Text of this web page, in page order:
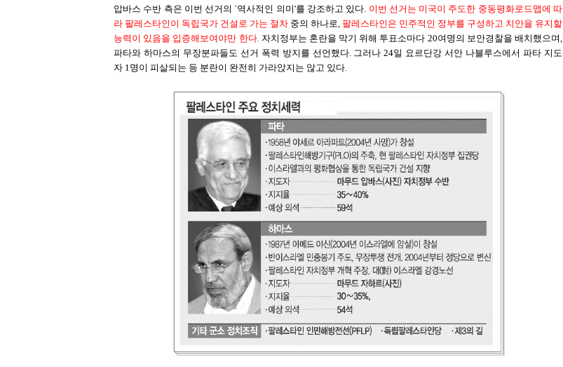
압바스 수반 측은 이번 선거의 `역사적인 의미'를 강조하고 있다. 이번 선거는 미국이 주도한 중동평화로드맵에 따
라 팔레스타인이 독립국가 건설로 가는 절차 중의 하나로, 팔레스타인은 민주적인 정부를 구성하고 치안을 유지할
능력이 있음을 입증해보여야만 한다.자치정부는 혼란을 막기 위해 투표소마다 20여명의 보안경찰을 배치했으며,
파타와 하마스의 무장분파들도 선거 폭력 방지를 선언했다. 그러나 24일 요르단강 서안 나블루스에서 파타 지도
자 1명이 피살되는 등 분란이 완전히 가라앉지는 않고 있다.